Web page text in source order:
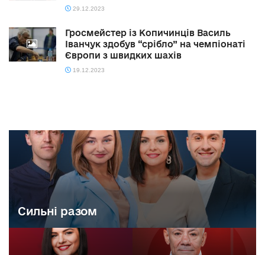
29.12.2023
Гросмейстер із Копичинців Василь
Іванчук здобув “срібло” на чемпіонаті
Європи з швидких шахів
19.12.2023
Сильні разом